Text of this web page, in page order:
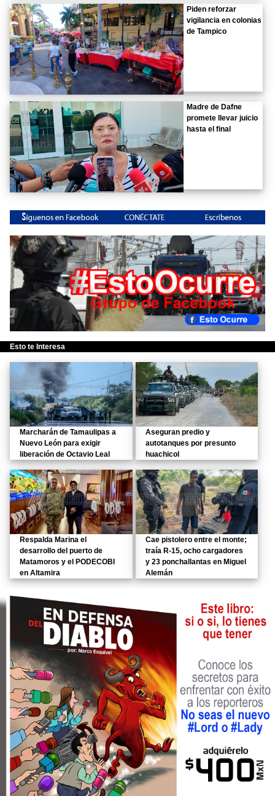
Piden reforzar
vigilancia en colonias
de Tampico
Madre de Dafne
promete llevar juicio
hasta el final
Esto te Interesa
Marcharán de Tamaulipas a
Nuevo León para exigir
liberación de Octavio Leal
Aseguran predio y
autotanques por presunto
huachicol
Respalda Marina el
desarrollo del puerto de
Matamoros y el PODECOBI
en Altamira
Cae pistolero entre el monte;
traía R-15, ocho cargadores
y 23 ponchallantas en Miguel
Alemán